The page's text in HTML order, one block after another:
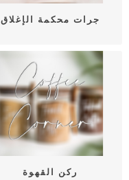
جرات محكمة الإغلاق
ركن القهوة